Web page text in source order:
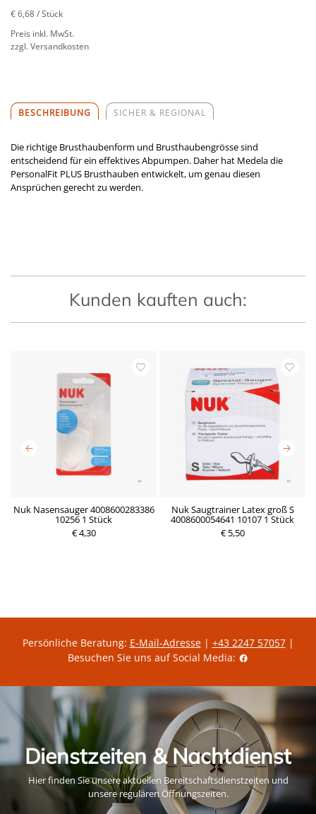
€ 6,68/ Stück
Preis inkl. MwSt.
zzgl. Versandkosten
BESCHREIBUNG SICHER & REGIONAL
Die richtige Brusthaubenform und Brusthaubengrösse sind
entscheidend für ein effektives Abpumpen. Daher hat Medela die
PersonalFit PLUS Brusthauben entwickelt, um genau diesen
Ansprüchen gerecht zu werden.
Kunden kauften auch:
Nuk Nasensauger 4008600283386
10256 1 Stück
€ 4,30
Nuk Saugtrainer Latex groß S
4008600054641 10107 1 Stück
€ 5,50
Persönliche Beratung: E-Mail-Adresse| +43 2247 57057|
Besuchen Sie uns auf Social Media:
Dienstzeiten & Nachtdienst
Hier finden Sie unsere aktuellen Bereitschaftsdienstzeiten und
unsere regulären Öffnungszeiten.